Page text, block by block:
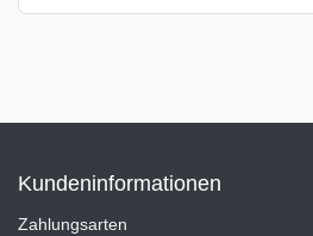
Kundeninformationen
Zahlungsarten